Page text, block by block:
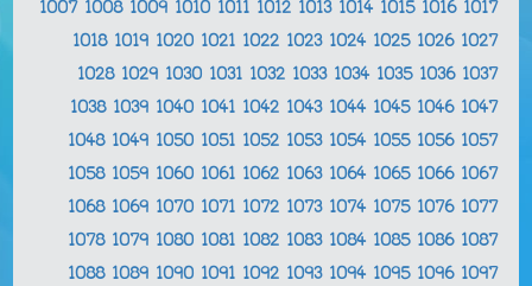
1007 1008 1009 1010 1011 1012 1013 1014 1015 1016 1017
1018 1019 1020 1021 1022 1023 1024 1025 1026 1027
1028 1029 1030 1031 1032 1033 1034 1035 1036 1037
1038 1039 1040 1041 1042 1043 1044 1045 1046 1047
1048 1049 1050 1051 1052 1053 1054 1055 1056 1057
1058 1059 1060 1061 1062 1063 1064 1065 1066 1067
1068 1069 1070 1071 1072 1073 1074 1075 1076 1077
1078 1079 1080 1081 1082 1083 1084 1085 1086 1087
1088 1089 1090 1091 1092 1093 1094 1095 1096 1097